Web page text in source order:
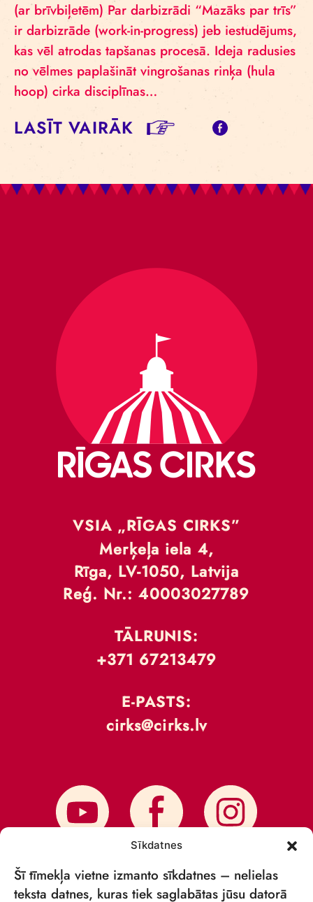
Sīkdatnes
Šī tīmekļa vietne izmanto sīkdatnes – nelielas
teksta datnes, kuras tiek saglabātas jūsu datorā
(ar brīvbiļetēm) Par darbizrādi “Mazāks par trīs”
ir darbizrāde (work-in-progress) jeb iestudējums,
kas vēl atrodas tapšanas procesā. Ideja radusies
no vēlmes paplašināt vingrošanas rinķa (hula
hoop) cirka disciplīnas…
LASĪT VAIRĀK
VSIA „RĪGAS CIRKS”
Merķeļa iela 4,
Rīga, LV-1050, Latvija
Reģ. Nr.: 40003027789
TĀLRUNIS:
+371 67213479
E-PASTS:
cirks@cirks.lv